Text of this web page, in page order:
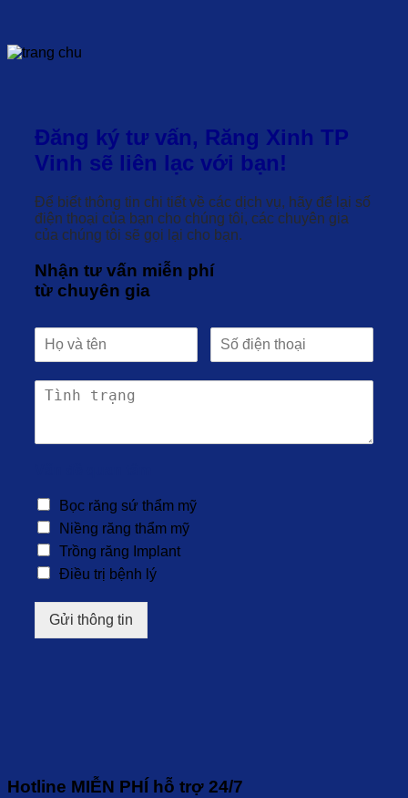
Đăng ký tư vấn, Răng Xinh TP
Vinh sẽ liên lạc với bạn!
Để biết thông tin chi tiết về các dịch vụ, hãy để lại số
điện thoại của bạn cho chúng tôi, các chuyên gia
của chúng tôi sẽ gọi lại cho bạn.
Nhận tư vấn miễn phí
từ chuyên gia
Bọc răng sứ thẩm mỹ
Niềng răng thẩm mỹ
Trồng răng Implant
Điều trị bệnh lý
Gửi thông tin
Hotline MIỄN PHÍ hỗ trợ 24/7